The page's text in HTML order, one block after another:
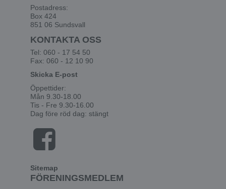
Postadress:
Box 424
851 06 Sundsvall
KONTAKTA OSS
Tel: 060 - 17 54 50
Fax: 060 - 12 10 90
Skicka E-post
Öppettider:
Mån 9.30-18.00
Tis - Fre 9.30-16.00
Dag före röd dag: stängt
Sitemap
FÖRENINGSMEDLEM